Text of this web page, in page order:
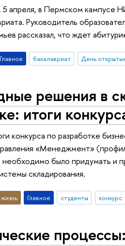
5 апреля, в Пермском
Руководитель
рассказал, что ждет
Главное бакалавриат День
решения в
итоги
конкурса по разработке
«Менеджмент»
было придумать и
складирования.
Главное студенты конкурс